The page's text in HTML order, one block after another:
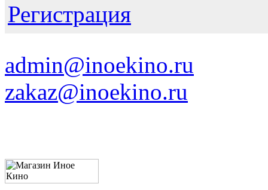
Регистрация
admin@inoekino.ru
zakaz@inoekino.ru